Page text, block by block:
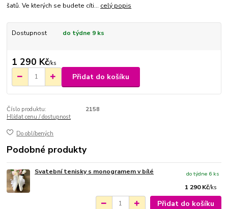
šatů. Ve kterých se budete cíti... celý popis
Dostupnost do týdne 9 ks
1 290 Kč/ks
Přidat do košíku
Číslo produktu:
2158
Hlídat cenu / dostupnost
Do oblíbených
Podobné produkty
Svatební tenisky s monogramem v bílé
1 290 Kč/ks
do týdne 6 ks
Přidat do košíku